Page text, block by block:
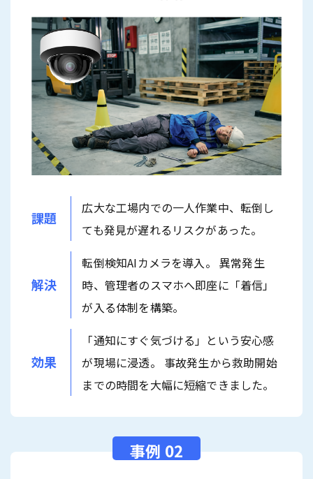
課題
広大な工場内での一人作業中、転倒し
ても発見が遅れるリスクがあった。
解決
転倒検知AIカメラを導入。 異常発生
時、管理者のスマホへ即座に「着信」
が入る体制を構築。
効果
「通知にすぐ気づける」という安心感
が現場に浸透。 事故発生から救助開始
までの時間を大幅に短縮できました。